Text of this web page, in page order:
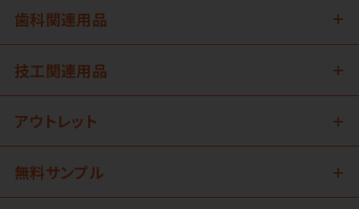
歯科関連用品
技工関連用品
アウトレット
無料サンプル